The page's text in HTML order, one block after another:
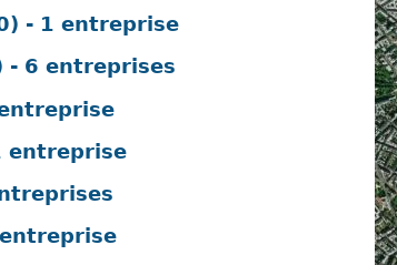
- 1 entreprise
- 6 entreprises
entreprise
entreprise